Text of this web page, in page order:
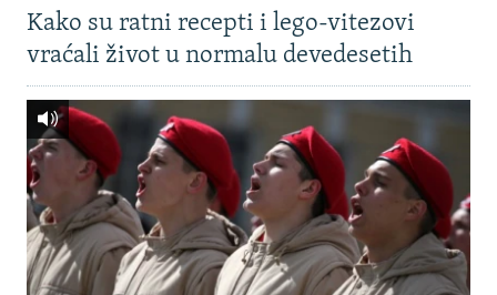
Kako su ratni recepti i lego-vitezovi
vraćali život u normalu devedesetih